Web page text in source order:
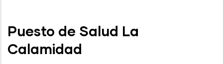
Puesto de Salud La
Calamidad